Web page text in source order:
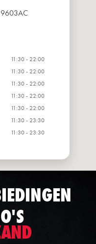
11:30 - 22:00
11:30 - 22:00
11:30 - 22:00
11:30 - 22:00
11:30 - 22:00
11:30 - 23:30
11:30 - 23:30